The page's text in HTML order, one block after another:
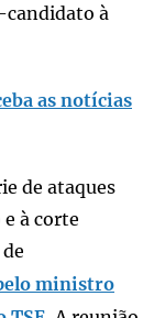
candidato à
as notícias
de ataques
à corte
ministro